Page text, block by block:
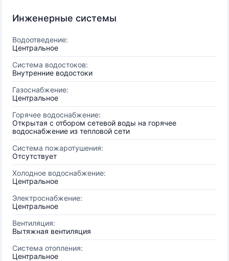
Инженерные системы
Водоотведение:
Центральное
Система водостоков:
Внутренние водостоки
Газоснабжение:
Центральное
Горячее водоснабжение:
Открытая с отбором сетевой воды на горячее
водоснабжение из тепловой сети
Система пожаротушения:
Отсутствует
Холодное водоснабжение:
Центральное
Электроснабжение:
Центральное
Вентиляция:
Вытяжная вентиляция
Система отопления:
Центральное